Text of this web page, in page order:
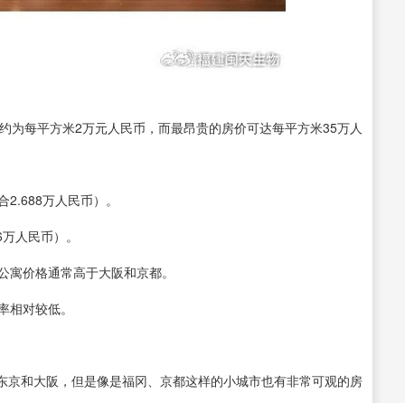
为每平方米2万元人民币，而最昂贵的房价可达每平方米35万人
万人民币）。
人民币）。
价格通常高于大阪和京都。
对较低。
和大阪，但是像是福冈、京都这样的小城市也有非常可观的房